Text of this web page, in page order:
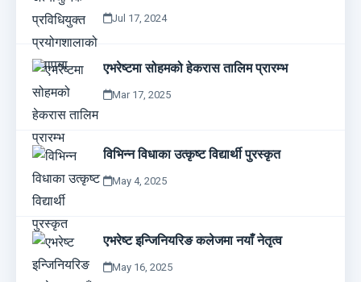
Jul 17, 2024
एभरेष्टमा सोहमको हेकरास तालिम प्रारम्भ
Mar 17, 2025
विभिन्न विधाका उत्कृष्ट विद्यार्थी पुरस्कृत
May 4, 2025
एभरेष्ट इन्जिनियरिङ कलेजमा नयाँ नेतृत्व
May 16, 2025